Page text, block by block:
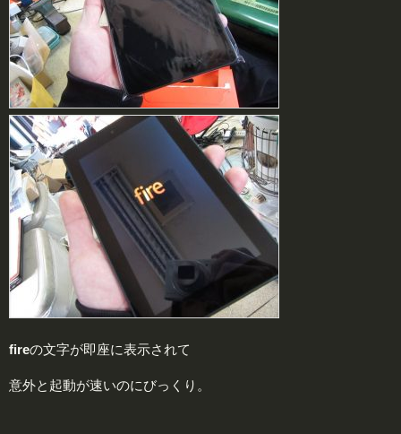
fireの文字が即座に表示されて
意外と起動が速いのにびっくり。